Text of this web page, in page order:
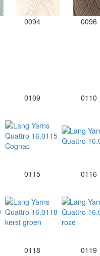
0094 0096
0109 0110
0115 0116
0118 0119